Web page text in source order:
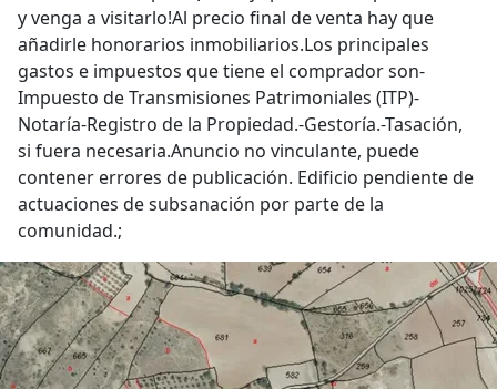
y venga a visitarlo!Al precio final de venta hay que
añadirle honorarios inmobiliarios.Los principales
gastos e impuestos que tiene el comprador son-
Impuesto de Transmisiones Patrimoniales (ITP)-
Notaría-Registro de la Propiedad.-Gestoría.-Tasación,
si fuera necesaria.Anuncio no vinculante, puede
contener errores de publicación. Edificio pendiente de
actuaciones de subsanación por parte de la
comunidad.;